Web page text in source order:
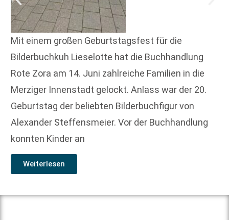
Mit einem großen Geburtstagsfest für die
Bilderbuchkuh Lieselotte hat die Buchhandlung
Rote Zora am 14. Juni zahlreiche Familien in die
Merziger Innenstadt gelockt. Anlass war der 20.
Geburtstag der beliebten Bilderbuchfigur von
Alexander Steffensmeier. Vor der Buchhandlung
konnten Kinder an
Weiterlesen